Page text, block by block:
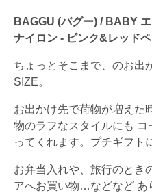
BAGGU (バグー) / BABY
ナイロン - ピンク&レッド
ちょっとそこまで、のお出
SIZE。
お出かけ先で荷物が増えた
物のラフなスタイルにも
ってくれます。プチギフト
お弁当入れや、旅行のとき
アへお買い物…などなど あ